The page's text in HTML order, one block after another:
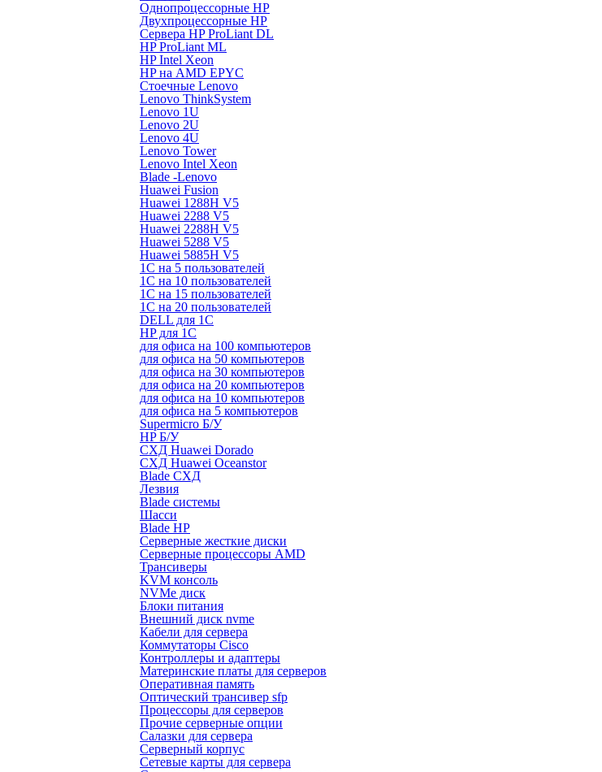
Однопроцессорные HP
Двухпроцессорные HP
Сервера HP ProLiant DL
HP ProLiant ML
HP Intel Xeon
HP на AMD EPYC
Стоечные Lenovo
Lenovo ThinkSystem
Lenovo 1U
Lenovo 2U
Lenovo 4U
Lenovo Tower
Lenovo Intel Xeon
Blade -Lenovo
Huawei Fusion
Huawei 1288H V5
Huawei 2288 V5
Huawei 2288H V5
Huawei 5288 V5
Huawei 5885H V5
1С на 5 пользователей
1С на 10 пользователей
1С на 15 пользователей
1С на 20 пользователей
DELL для 1С
HP для 1С
для офиса на 100 компьютеров
для офиса на 50 компьютеров
для офиса на 30 компьютеров
для офиса на 20 компьютеров
для офиса на 10 компьютеров
для офиса на 5 компьютеров
Supermicro Б/У
HP Б/У
СХД Huawei Dorado
СХД Huawei Oceanstor
Blade СХД
Лезвия
Blade системы
Шасси
Blade HP
Серверные жесткие диски
Серверные процессоры AMD
Трансиверы
KVM консоль
NVMe диск
Блоки питания
Внешний диск nvme
Кабели для сервера
Коммутаторы Cisco
Контроллеры и адаптеры
Материнские платы для серверов
Оперативная память
Оптический трансивер sfp
Процессоры для серверов
Прочие серверные опции
Салазки для сервера
Серверный корпус
Сетевые карты для сервера